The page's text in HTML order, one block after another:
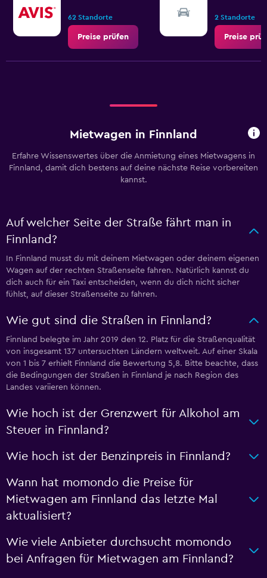
62 Standorte
Preise prüfen
2 Standorte
Preise
Mietwagen in Finnland
Erfahre Wissenswertes über die Anmietung eines Mietwagens in
Finnland, damit dich bestens auf deine nächste Reise vorbereiten
kannst.
Auf welcher Seite der Straße fährt man in
Finnland?
In Finnland musst du mit deinem Mietwagen oder deinem eigenen
Wagen auf der rechten Straßenseite fahren. Natürlich kannst du
dich auch für ein Taxi entscheiden, wenn du dich nicht sicher
fühlst, auf dieser Straßenseite zu fahren.
Wie gut sind die Straßen in Finnland?
Finnland belegte im Jahr 2019 den 12. Platz für die Straßenqualität
von insgesamt 137 untersuchten Ländern weltweit. Auf einer Skala
von 1 bis 7 erhielt Finnland die Bewertung 5,8. Bitte beachte, dass
die Bedingungen der Straßen in Finnland je nach Region des
Landes variieren können.
Wie hoch ist der Grenzwert für Alkohol am
Steuer in Finnland?
Wie hoch ist der Benzinpreis in Finnland?
Wann hat momondo die Preise für
Mietwagen am Finnland das letzte Mal
aktualisiert?
Wie viele Anbieter durchsucht momondo
bei Anfragen für Mietwagen am Finnland?